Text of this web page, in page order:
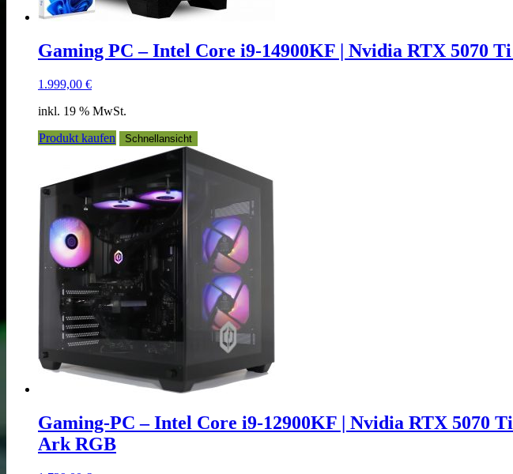
Gaming PC – Intel Core i9-14900KF | Nvidia RTX 5070
1.999,00 €
inkl. 19 % MwSt.
Produkt kaufen
Schnellansicht
Gaming-PC – Intel Core i9-12900KF | Nvidia RTX 5070
Ark RGB